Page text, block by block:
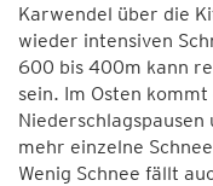
Karwendel über die
wieder intensiven
600 bis 400m kann
sein. Im Osten
mehr einzelne
Wenig Schnee fällt